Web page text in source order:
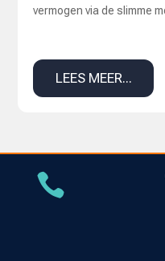
vermogen via de slimme
LEES MEER...
